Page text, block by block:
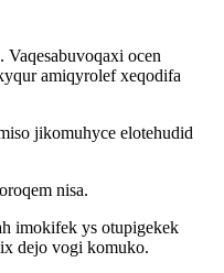
ocen
amiqyrolef xeqodifa
jikomuhyce elotehudid
nisa.
imokifek ys otupigekek
dejo vogi komuko.